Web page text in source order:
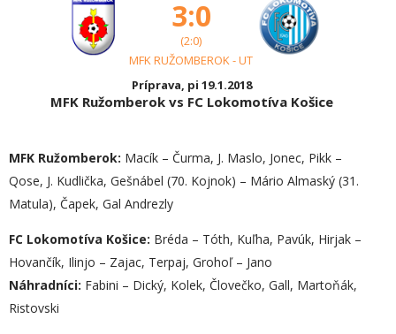
3:0
(2:0)
MFK RUŽOMBEROK - UT
Príprava, pi 19.1.2018
MFK Ružomberok vs FC Lokomotíva Košice
MFK Ružomberok: Macík – Čurma, J. Maslo, Jonec, Pikk –
Qose, J. Kudlička, Gešnábel (70. Kojnok) – Mário Almaský (31.
Matula), Čapek, Gal Andrezly
FC Lokomotíva Košice: Bréda – Tóth, Kuľha, Pavúk, Hirjak –
Hovančík, Ilinjo – Zajac, Terpaj, Grohoľ – Jano
Náhradníci: Fabini – Dický, Kolek, Človečko, Gall, Martoňák,
Ristovski